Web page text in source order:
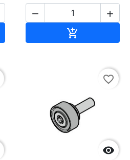
 


favorite_border